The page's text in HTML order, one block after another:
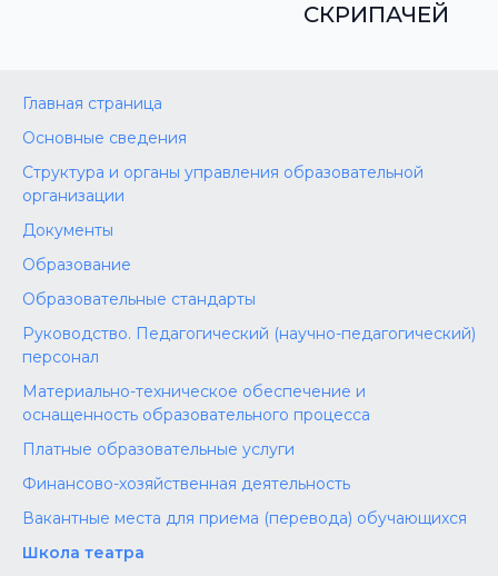
СКРИПАЧЕЙ
Главная страница
Основные сведения
Структура и органы управления образовательной
организации
Документы
Образование
Образовательные стандарты
Руководство. Педагогический (научно-педагогический)
персонал
Материально-техническое обеспечение и
оснащенность образовательного процесса
Платные образовательные услуги
Финансово-хозяйственная деятельность
Вакантные места для приема (перевода) обучающихся
Школа театра